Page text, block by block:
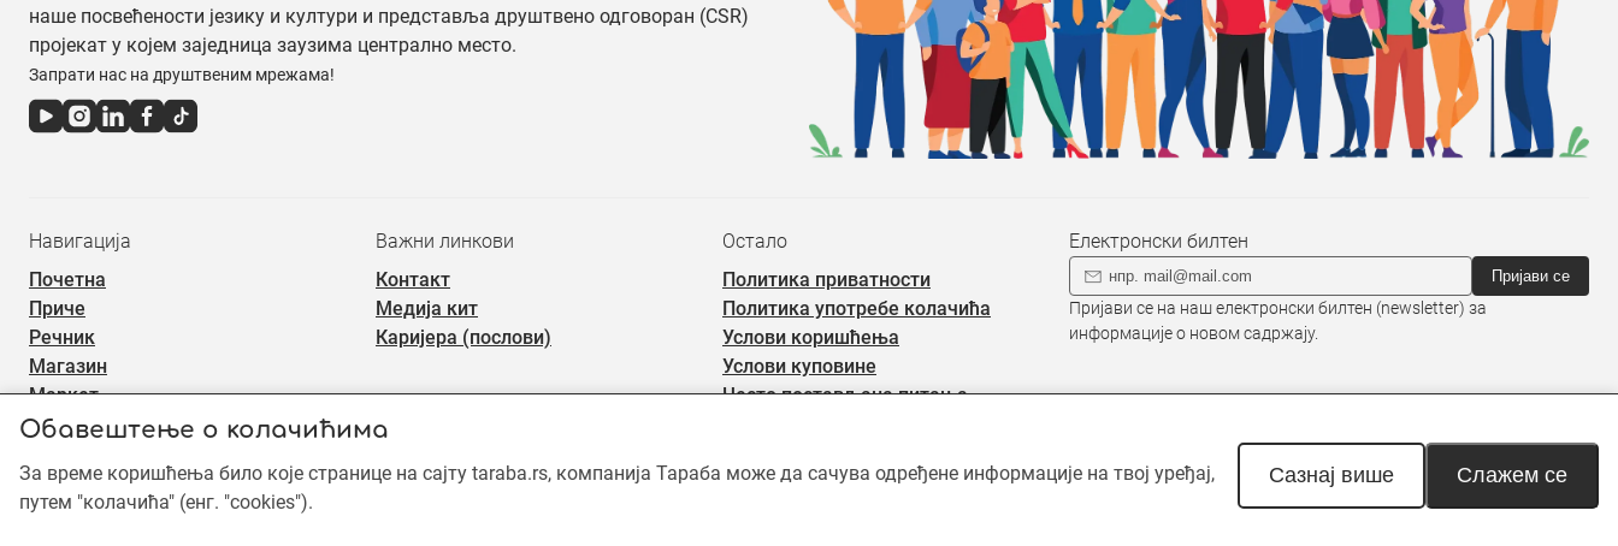
Обавештење о колачићима
За време коришћења било које странице на сајту taraba.rs, компанија Тараба може да сачува одређене информације на твој уређај,
путем "колачића" (енг. "cookies").
Сазнај више Слажем се
наше посвећености језику и култури и представља друштвено одговоран (CSR)
пројекат у којем заједница заузима централно место.
Запрати нас на друштвеним мрежама!
Навигација
Почетна
Приче
Речник
Магазин
Маркет
Важни линкови
Контакт
Медија кит
Каријера (послови)
Остало
Политика приватности
Политика употребе колачића
Услови коришћења
Услови куповине
Често постављана питања
Електронски билтен
Пријави се
Пријави се на наш електронски билтен (newsletter) за
информације о новом садржају.
©2019 - 2026 Тараба доо. Сва права задржана. Садржај је заштићен ауторским правима и власништво је Тараба доо, осим када је наведено другачије. Неовлашћена
употреба садржаја је забрањена.